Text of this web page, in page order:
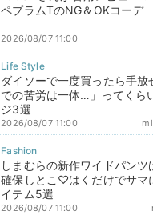
ペプラムTのNG＆OKコーデ
2026/08/07 11:00
ダイソーで一度買ったら手放
での苦労は一体…」ってくら
ジ3選
2026/08/07 11:00
しまむらの新作ワイドパンツ
確保しとこ♡はくだけでサマ
イテム5選
2026/08/07 11:00